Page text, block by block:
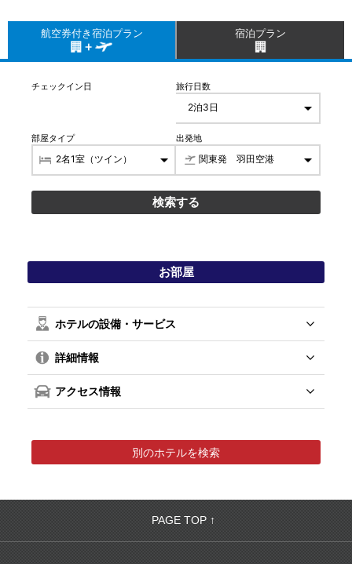
航空券付き宿泊プラン 宿泊プラン
チェックイン日 旅行日数
部屋タイプ 出発地
お部屋
ホテルの設備・サービス
詳細情報
アクセス情報
別のホテルを検索
PAGE TOP ↑